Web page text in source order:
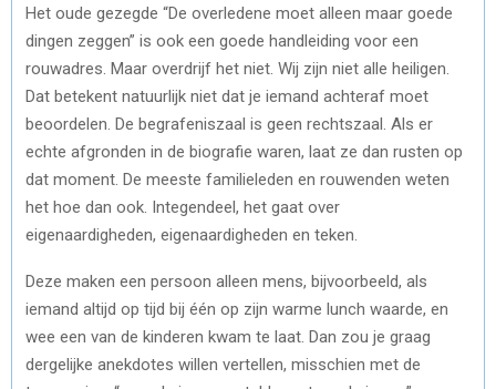
Het oude gezegde “De overledene moet alleen maar goede
dingen zeggen” is ook een goede handleiding voor een
rouwadres. Maar overdrijf het niet. Wij zijn niet alle heiligen.
Dat betekent natuurlijk niet dat je iemand achteraf moet
beoordelen. De begrafeniszaal is geen rechtszaal. Als er
echte afgronden in de biografie waren, laat ze dan rusten op
dat moment. De meeste familieleden en rouwenden weten
het hoe dan ook. Integendeel, het gaat over
eigenaardigheden, eigenaardigheden en teken.
Deze maken een persoon alleen mens, bijvoorbeeld, als
iemand altijd op tijd bij één op zijn warme lunch waarde, en
wee een van de kinderen kwam te laat. Dan zou je graag
dergelijke anekdotes willen vertellen, misschien met de